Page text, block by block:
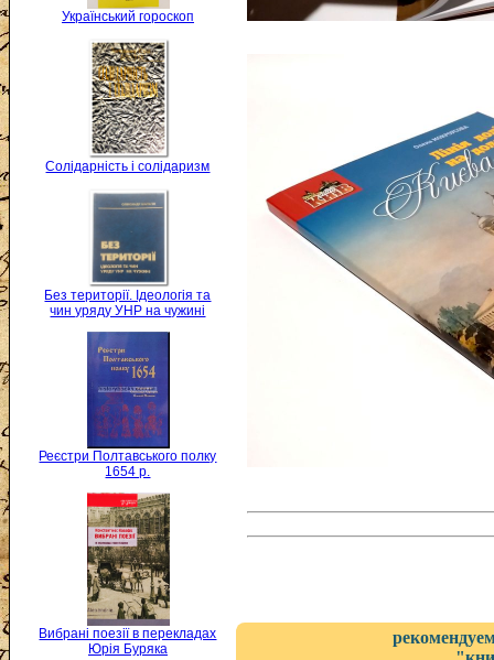
Український гороскоп
Солідарність і солідаризм
Без території. Ідеологія та
чин уряду УНР на чужині
Реєстри Полтавського полку
1654 р.
Вибрані поезії в перекладах
Юрія Буряка